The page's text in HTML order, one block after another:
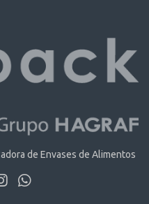
de Envases de Alimentos